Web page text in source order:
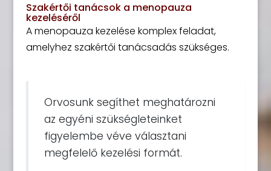
Szakértői tanácsok a menopauza
kezeléséről
A menopauza kezelése komplex feladat,
amelyhez szakértői tanácsadás szükséges.
Orvosunk segíthet meghatározni
az egyéni szükségleteinket
figyelembe véve választani
megfelelő kezelési formát.